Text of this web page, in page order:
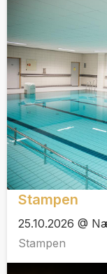
Stampen
25.10.2026 @
Stampen